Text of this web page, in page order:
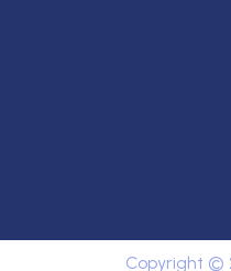
Copyright ©